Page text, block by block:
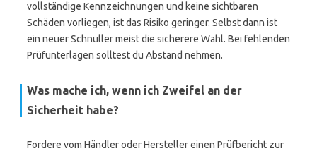
vollständige Kennzeichnungen und keine sichtbaren
Schäden vorliegen, ist das Risiko geringer. Selbst dann ist
ein neuer Schnuller meist die sicherere Wahl. Bei fehlenden
Prüfunterlagen solltest du Abstand nehmen.
Was mache ich, wenn ich Zweifel an der
Sicherheit habe?
Fordere vom Händler oder Hersteller einen Prüfbericht zur